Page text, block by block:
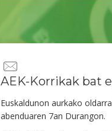
AEK-Korrikak bat
Euskaldunon aurkako
abenduaren 7an Durangon.